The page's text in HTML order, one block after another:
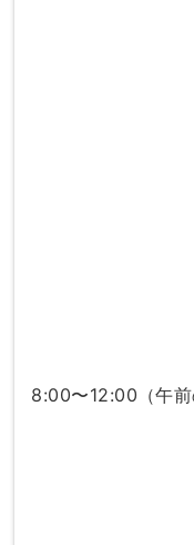
8:00〜12:00（午前